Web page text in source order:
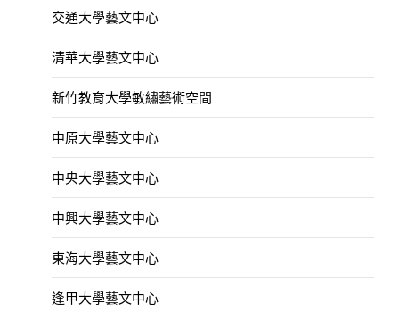
交通大學藝文中心
清華大學藝文中心
新竹教育大學敏繡藝術空間
中原大學藝文中心
中央大學藝文中心
中興大學藝文中心
東海大學藝文中心
逢甲大學藝文中心